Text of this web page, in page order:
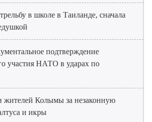
в школе в Таиланде, сначала
подтверждение
участия НАТО в ударах по
жителей Колымы за незаконную
и икры